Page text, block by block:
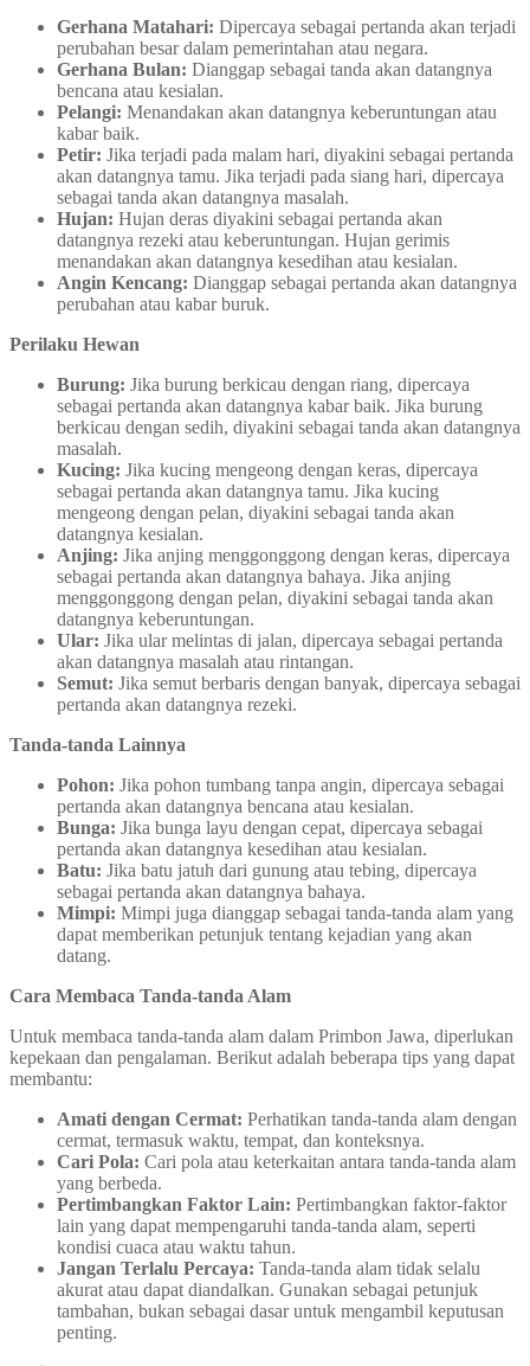
Gerhana Matahari: Dipercaya sebagai pertanda akan terjadi
perubahan besar dalam pemerintahan atau negara.
Gerhana Bulan: Dianggap sebagai tanda akan datangnya
bencana atau kesialan.
Pelangi: Menandakan akan datangnya keberuntungan atau
kabar baik.
Petir: Jika terjadi pada malam hari, diyakini sebagai pertanda
akan datangnya tamu. Jika terjadi pada siang hari, dipercaya
sebagai tanda akan datangnya masalah.
Hujan: Hujan deras diyakini sebagai pertanda akan
datangnya rezeki atau keberuntungan. Hujan gerimis
menandakan akan datangnya kesedihan atau kesialan.
Angin Kencang: Dianggap sebagai pertanda akan datangnya
perubahan atau kabar buruk.
Perilaku Hewan
Burung: Jika burung berkicau dengan riang, dipercaya
sebagai pertanda akan datangnya kabar baik. Jika burung
berkicau dengan sedih, diyakini sebagai tanda akan datangnya
masalah.
Kucing: Jika kucing mengeong dengan keras, dipercaya
sebagai pertanda akan datangnya tamu. Jika kucing
mengeong dengan pelan, diyakini sebagai tanda akan
datangnya kesialan.
Anjing: Jika anjing menggonggong dengan keras, dipercaya
sebagai pertanda akan datangnya bahaya. Jika anjing
menggonggong dengan pelan, diyakini sebagai tanda akan
datangnya keberuntungan.
Ular: Jika ular melintas di jalan, dipercaya sebagai pertanda
akan datangnya masalah atau rintangan.
Semut: Jika semut berbaris dengan banyak, dipercaya sebagai
pertanda akan datangnya rezeki.
Tanda-tanda Lainnya
Pohon: Jika pohon tumbang tanpa angin, dipercaya sebagai
pertanda akan datangnya bencana atau kesialan.
Bunga: Jika bunga layu dengan cepat, dipercaya sebagai
pertanda akan datangnya kesedihan atau kesialan.
Batu: Jika batu jatuh dari gunung atau tebing, dipercaya
sebagai pertanda akan datangnya bahaya.
Mimpi: Mimpi juga dianggap sebagai tanda-tanda alam yang
dapat memberikan petunjuk tentang kejadian yang akan
datang.
Cara Membaca Tanda-tanda Alam
Untuk membaca tanda-tanda alam dalam Primbon Jawa, diperlukan
kepekaan dan pengalaman. Berikut adalah beberapa tips yang dapat
membantu:
Amati dengan Cermat: Perhatikan tanda-tanda alam dengan
cermat, termasuk waktu, tempat, dan konteksnya.
Cari Pola: Cari pola atau keterkaitan antara tanda-tanda alam
yang berbeda.
Pertimbangkan Faktor Lain: Pertimbangkan faktor-faktor
lain yang dapat mempengaruhi tanda-tanda alam, seperti
kondisi cuaca atau waktu tahun.
Jangan Terlalu Percaya: Tanda-tanda alam tidak selalu
akurat atau dapat diandalkan. Gunakan sebagai petunjuk
tambahan, bukan sebagai dasar untuk mengambil keputusan
penting.